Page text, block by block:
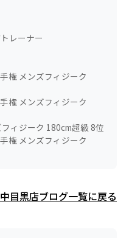
トレーナー
権 メンズフィジーク
権 メンズフィジーク
ィジーク 180cm超級 8位
権 メンズフィジーク
中目黒店ブログ一覧に戻る